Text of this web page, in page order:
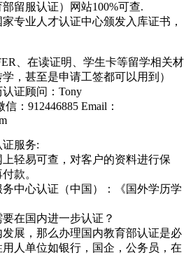
留服认证）网站100%可查.
专业人才认证中心颁发入库证书，
、在读证明、学生卡等留学相关材
，甚至是申请工签都可以用到）
证顾问：Tony
：912446885 Email：
服务:
轻易可查，对客户的资料进行保
款。
中心认证（中国）：《国外学历学
在国内进一步认证？
展，那么办理国内教育部认证是必
人单位如银行，国企，公务员，在